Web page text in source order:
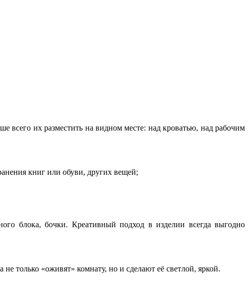
всего их разместить на видном месте: над кроватью, над рабочим
книг или обуви, других вещей;
блока, бочки. Креативный подход в изделии всегда выгодно
только «оживят» комнату, но и сделают её светлой, яркой.